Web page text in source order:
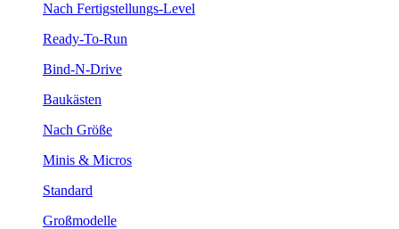
Nach Fertigstellungs-Level
Ready-To-Run
Bind-N-Drive
Baukästen
Nach Größe
Minis & Micros
Standard
Großmodelle